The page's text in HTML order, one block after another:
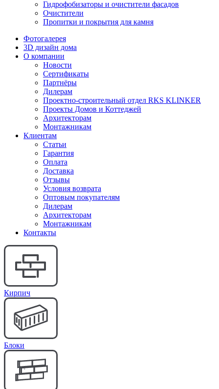
Гидрофобизаторы и очистители фасадов
Очистители
Пропитки и покрытия для камня
Фотогалерея
3D дизайн дома
О компании
Новости
Сертификаты
Партнёры
Дилерам
Проектно-строительный отдел RKS KLINKER
Проекты Домов и Коттеджей
Архитекторам
Монтажникам
Клиентам
Статьи
Гарантия
Оплата
Доставка
Отзывы
Условия возврата
Оптовым покупателям
Дилерам
Архитекторам
Монтажникам
Контакты
Кирпич
Блоки